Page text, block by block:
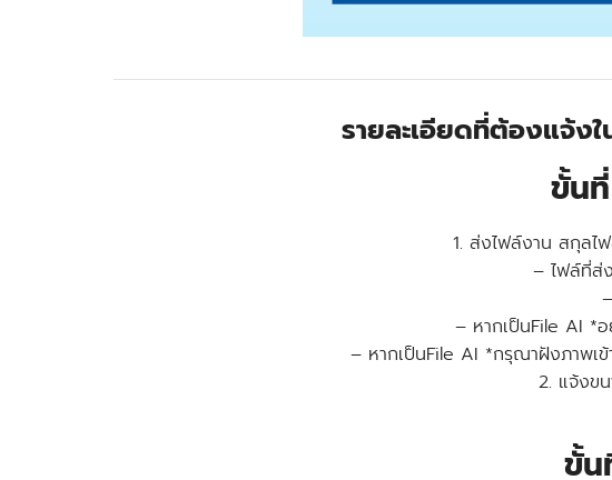
รายละเอียดที่ต้องแจ้ง
ขั้น
1. ส่งไฟล์งาน สกุลไ
– ไฟล์ที่ส่
– หากเป็นFile AI *
– หากเป็นFile AI *กรุณาฝังภาพเข้
2. แจ้งข
ขั้น